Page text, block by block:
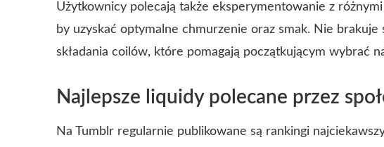
Użytkownicy polecają także eksperymentowanie z
by uzyskać optymalne chmurzenie oraz smak. Nie
składania coilów, które pomagają początkującym wybrać
Najlepsze liquidy polecane przez
Na Tumblr regularnie publikowane są rankingi